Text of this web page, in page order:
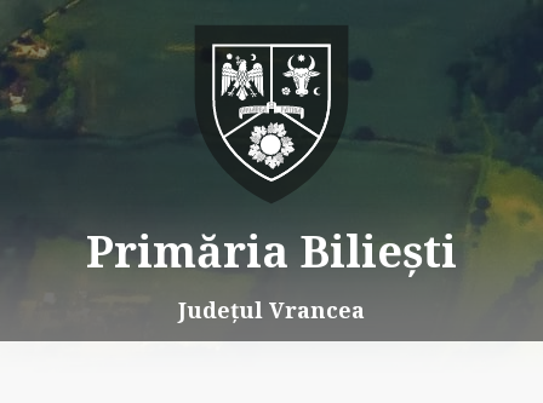
Primăria Biliești
Județul Vrancea